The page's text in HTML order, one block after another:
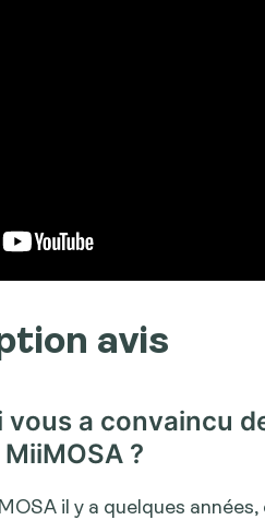
avis
vous a convaincu
?
il y a quelques